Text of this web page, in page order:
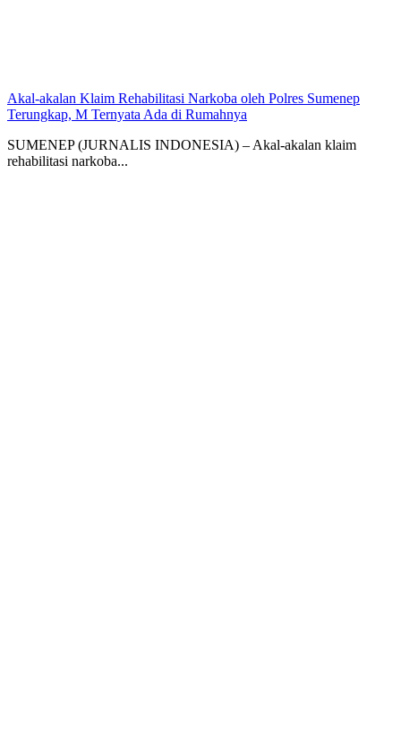
Akal-akalan Klaim Rehabilitasi Narkoba oleh Polres Sumenep
Terungkap, M Ternyata Ada di Rumahnya
SUMENEP (JURNALIS INDONESIA) – Akal-akalan klaim
rehabilitasi narkoba...